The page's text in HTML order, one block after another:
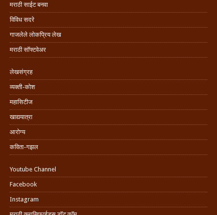
मराठी साईट बनवा
विविध सदरे
गाजलेले लोकप्रिय लेख
मराठी सॉफ्टवेअर
लेखसंग्रह
व्यक्ती-कोश
महासिटीज
खाद्ययात्रा
आरोग्य
कविता-गझल
Youtube Channel
Facebook
Instagram